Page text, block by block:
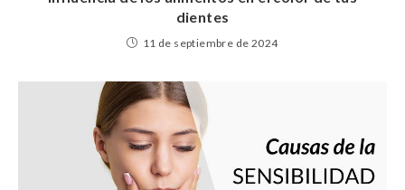
dientes
11 de septiembre de 2024